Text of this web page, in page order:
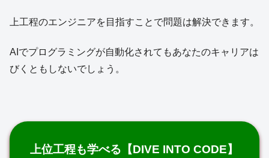
上工程のエンジニアを目指すことで問題は解決できます。
AIでプログラミングが自動化されてもあなたのキャリアは
びくともしないでしょう。
上位工程も学べる【DIVE INTO CODE】